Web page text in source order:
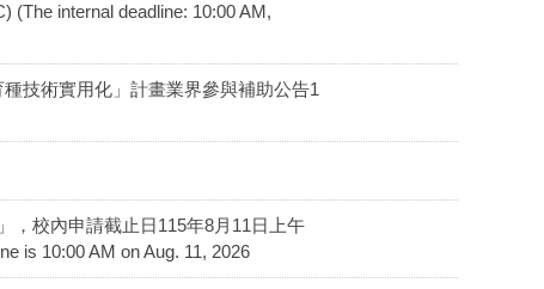
(The internal deadline: 10:00 AM,
技術實用化」計畫業界參與補助公告1
，校內申請截止日115年8月11日上午
is 10:00 AM on Aug. 11, 2026